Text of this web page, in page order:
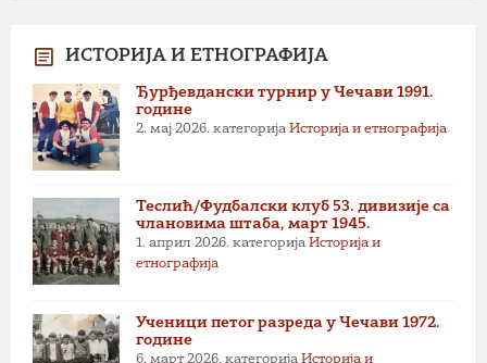
ИСТОРИЈА И ЕТНОГРАФИЈА
Ђурђевдански турнир у Чечави 1991.
године
2. мај 2026. категорија Историја и етнографија
Теслић/Фудбалски клуб 53. дивизије са
члановима штаба, март 1945.
1. април 2026. категорија Историја и
етнографија
Ученици петог разреда у Чечави 1972.
године
6. март 2026. категорија Историја и